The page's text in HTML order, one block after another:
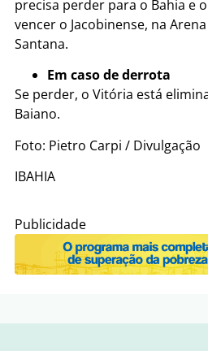
precisa perder para o Bahia e
vencer o Jacobinense, na
Santana.
Em caso de derrota
Se perder, o Vitória está
Baiano.
Foto: Pietro Carpi / Divulgação
IBAHIA
Publicidade